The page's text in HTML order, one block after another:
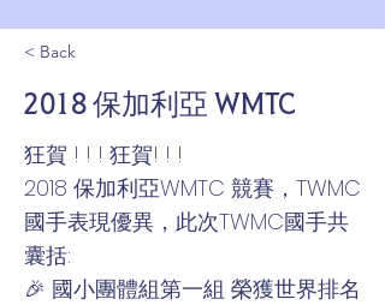
< Back
2018 保加利亞 WMTC
狂賀 ! ! ! 狂賀! ! !
2018 保加利亞WMTC 競賽，TWMC
國手表現優異，此次TWMC國手共
囊括:
🎉 國小團體組第一組 榮獲世界排名